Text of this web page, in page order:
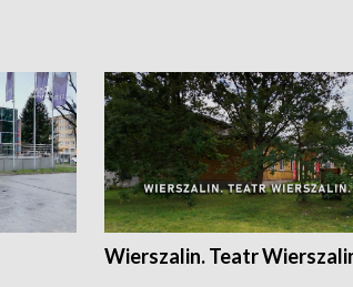
Wierszalin. Teatr